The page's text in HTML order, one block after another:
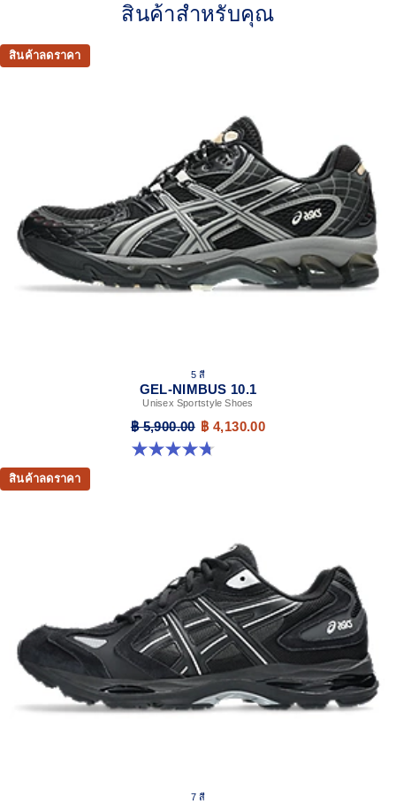
2010s design aesthetics
FLUIDFIT™ cage application for a supportive fit
GUIDANCE TRUSSTIC™ support system helps improve
At least 30% of the upper material is made with
The sockliner is produced with the solution dyeing
process that reduces water usage by approximately
33% and carbon emissions by approximately 45%
compared to the conventional dyeing technologys
สินค้าสำหรับคุณ
สินค้าลดราคา
5 สี
GEL-NIMBUS 10.1
Unisex Sportstyle Shoes
฿ 5,900.00 ฿ 4,130.00
4.7 จาก 5 ดาว 305 รีวิว
สินค้าลดราคา
7 สี